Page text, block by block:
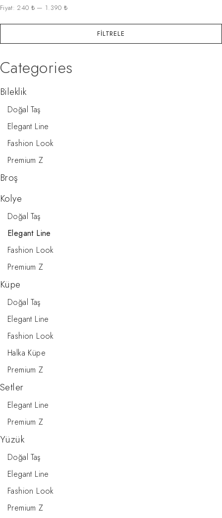
FILTRELE
Fiyat: 240 ₺— 1.390 ₺
Categories
Bileklik
Doğal Taş
Elegant Line
Fashion Look
Premium Z
Broş
Kolye
Doğal Taş
Elegant Line
Fashion Look
Premium Z
Küpe
Doğal Taş
Elegant Line
Fashion Look
Halka Küpe
Premium Z
Setler
Elegant Line
Premium Z
Yüzük
Doğal Taş
Elegant Line
Fashion Look
Premium Z